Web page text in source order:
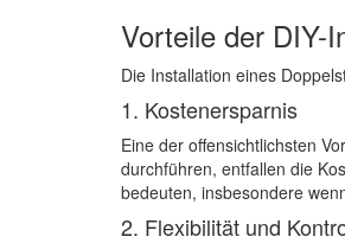
Vorteile der DIY-
Die Installation eines
1. Kostenersparnis
Eine der offensichtlichsten
durchführen, entfallen die
bedeuten, insbesondere
2. Flexibilität und